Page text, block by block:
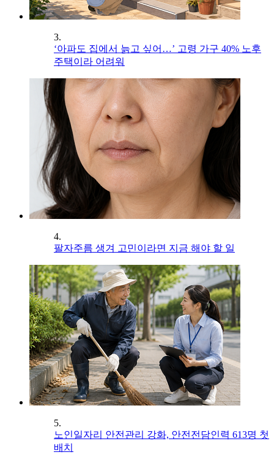
3.
‘아파도 집에서 늙고 싶어…’ 고령 가구 40% 노후
주택이라 어려워
4.
팔자주름 생겨 고민이라면 지금 해야 할 일
5.
노인일자리 안전관리 강화, 안전전담인력 613명 첫
배치